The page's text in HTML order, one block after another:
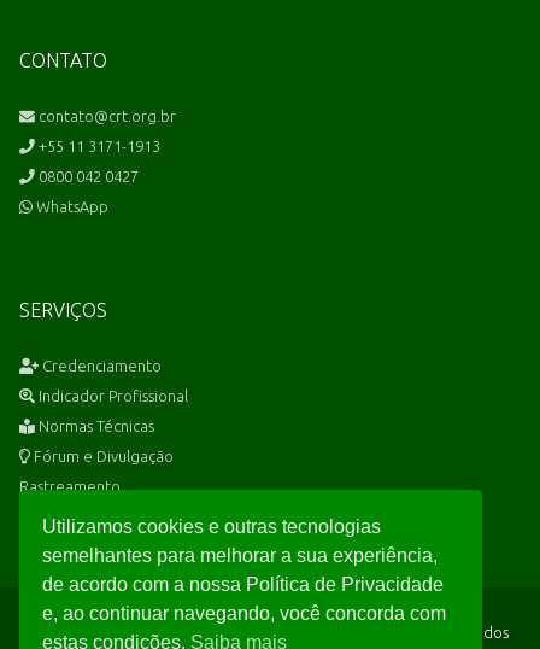
CONTATO
contato@crt.org.br
+55 11 3171-1913
0800 042 0427
WhatsApp
SERVIÇOS
Credenciamento
Indicador Profissional
Normas Técnicas
Fórum e Divulgação
Rastreamento
Seguimos rigorosamente a e garantimos a proteção total dos
Utilizamos cookies e outras tecnologias
semelhantes para melhorar a sua experiência,
de acordo com a nossa Política de Privacidade
e, ao continuar navegando, você concorda com
estas condições. Saiba mais